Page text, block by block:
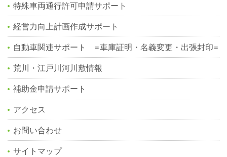
特殊車両通行許可申請サポート
経営力向上計画作成サポート
自動車関連サポート =車庫証明・名義変更・出張封印=
荒川・江戸川河川敷情報
補助金申請サポート
アクセス
お問い合わせ
サイトマップ